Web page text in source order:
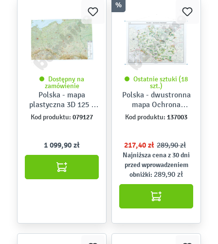
Dostępny na
zamówienie
Polska - mapa
plastyczna 3D 125 x
80 cm
Kod produktu: 079127
1 099,90 zł
%
Ostatnie sztuki (18
szt.)
Polska - dwustronna
mapa Ochrona
przyrody / do ćwiczeń
160 x 120 cm
Kod produktu: 137003
217,40 zł 289,90 zł
Najniższa cena z 30 dni
przed wprowadzeniem
obniżki: 289,90 zł